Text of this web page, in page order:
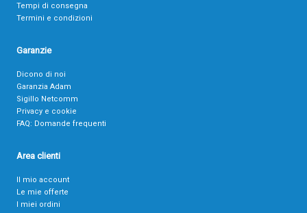
Tempi di consegna
Termini e condizioni
Garanzie
Dicono di noi
Garanzia Adam
Sigillo Netcomm
Privacy e cookie
FAQ: Domande frequenti
Area clienti
Il mio account
Le mie offerte
I miei ordini